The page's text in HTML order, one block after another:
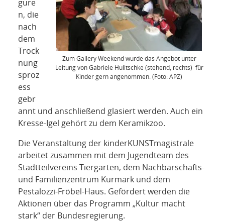
Zum Gallery Weekend wurde das Angebot unter
Leitung von Gabriele Hulitschke (stehend, rechts) für
Kinder gern angenommen. (Foto: APZ)
gure
n, die
nach
dem
Trock
nung
sproz
ess
gebr
annt und anschließend glasiert werden. Auch ein
Kresse-Igel gehört zu dem Keramikzoo.
Die Veranstaltung der kinderKUNSTmagistrale
arbeitet zusammen mit dem Jugendteam des
Stadtteilvereins Tiergarten, dem Nachbarschafts-
und Familienzentrum Kurmark und dem
Pestalozzi-Fröbel-Haus. Gefördert werden die
Aktionen über das Programm „Kultur macht
stark“ der Bundesregierung.